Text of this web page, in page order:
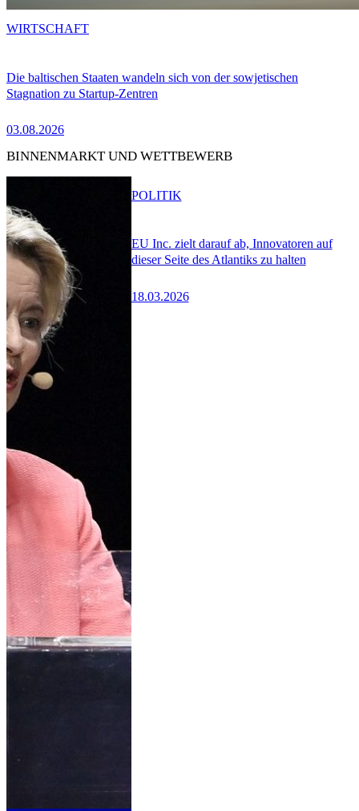
Die baltischen Staaten wandeln sich von der sowjetischen
Stagnation zu Startup-Zentren
03.08.2026
WIRTSCHAFT
BINNENMARKT UND WETTBEWERB
EU Inc. zielt darauf ab, Innovatoren auf
dieser Seite des Atlantiks zu halten
18.03.2026
POLITIK